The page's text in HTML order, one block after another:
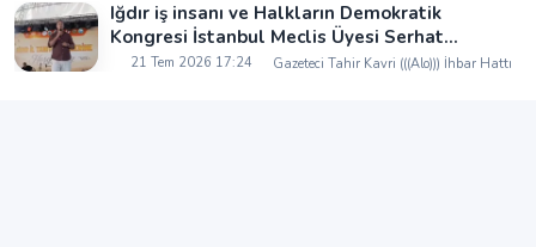
Iğdır iş insanı ve Halkların Demokratik
Kongresi İstanbul Meclis Üyesi Serhat
Kaya’dan Iğdır Tanıtım Günleri’nde birlik ve
21 Tem 2026 17:24 Gazeteci Tahir Kavri (((Alo))) İhbar Hattı